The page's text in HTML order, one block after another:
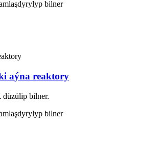
bilner
aýna reaktory
düzülip bilner.
bilner